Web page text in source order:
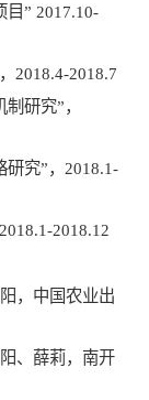
” 2017.10-
2018.4-2018.7
研究”，
究”，2018.1-
2018.12
，中国农业出
、薛莉，南开